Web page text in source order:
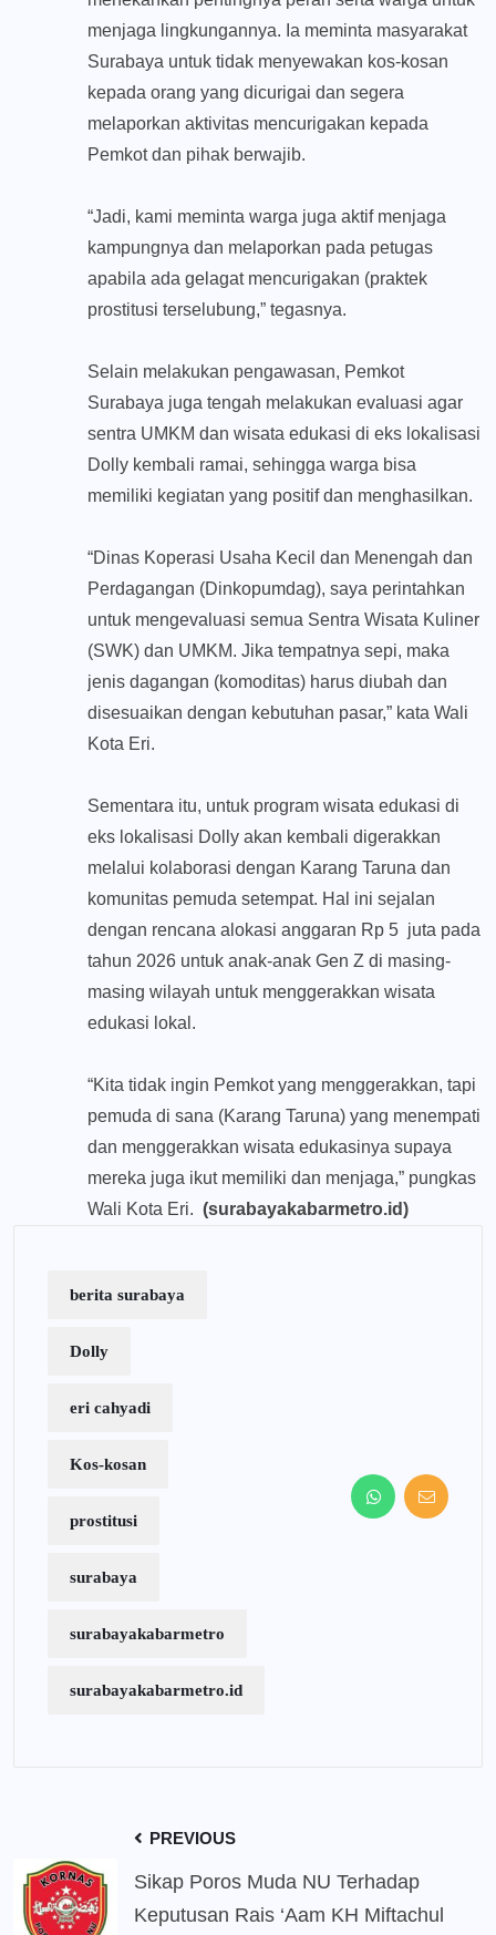
menjaga lingkungannya. Ia meminta masyarakat
Surabaya untuk tidak menyewakan kos-kosan
kepada orang yang dicurigai dan segera
melaporkan aktivitas mencurigakan kepada
Pemkot dan pihak berwajib.
“Jadi, kami meminta warga juga aktif menjaga
kampungnya dan melaporkan pada petugas
apabila ada gelagat mencurigakan (praktek
prostitusi terselubung,” tegasnya.
Selain melakukan pengawasan, Pemkot
Surabaya juga tengah melakukan evaluasi agar
sentra UMKM dan wisata edukasi di eks lokalisasi
Dolly kembali ramai, sehingga warga bisa
memiliki kegiatan yang positif dan menghasilkan.
“Dinas Koperasi Usaha Kecil dan Menengah dan
Perdagangan (Dinkopumdag), saya perintahkan
untuk mengevaluasi semua Sentra Wisata Kuliner
(SWK) dan UMKM. Jika tempatnya sepi, maka
jenis dagangan (komoditas) harus diubah dan
disesuaikan dengan kebutuhan pasar,” kata Wali
Kota Eri.
Sementara itu, untuk program wisata edukasi di
eks lokalisasi Dolly akan kembali digerakkan
melalui kolaborasi dengan Karang Taruna dan
komunitas pemuda setempat. Hal ini sejalan
dengan rencana alokasi anggaran Rp 5 juta pada
tahun 2026 untuk anak-anak Gen Z di masing-
masing wilayah untuk menggerakkan wisata
edukasi lokal.
“Kita tidak ingin Pemkot yang menggerakkan, tapi
pemuda di sana (Karang Taruna) yang menempati
dan menggerakkan wisata edukasinya supaya
mereka juga ikut memiliki dan menjaga,” pungkas
Wali Kota Eri. (surabayakabarmetro.id)
berita surabaya
Dolly
eri cahyadi
Kos-kosan
prostitusi
surabaya
surabayakabarmetro
surabayakabarmetro.id
PREVIOUS
Sikap Poros Muda NU Terhadap
Keputusan Rais ‘Aam KH Miftachul